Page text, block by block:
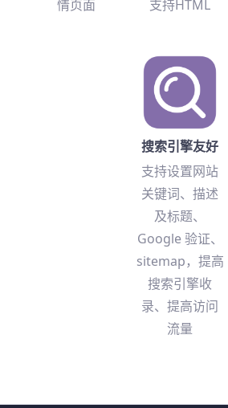
情页面
支持HTML
搜索引擎友好
支持设置网站
关键词、描述
及标题、
Google 验证、
sitemap，提高
搜索引擎收
录、提高访问
流量